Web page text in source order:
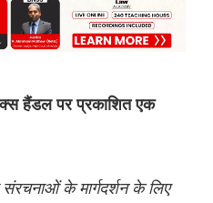
हैंडल पर प्रकाशित एक
संरचनाओं के मार्गदर्शन के लिए